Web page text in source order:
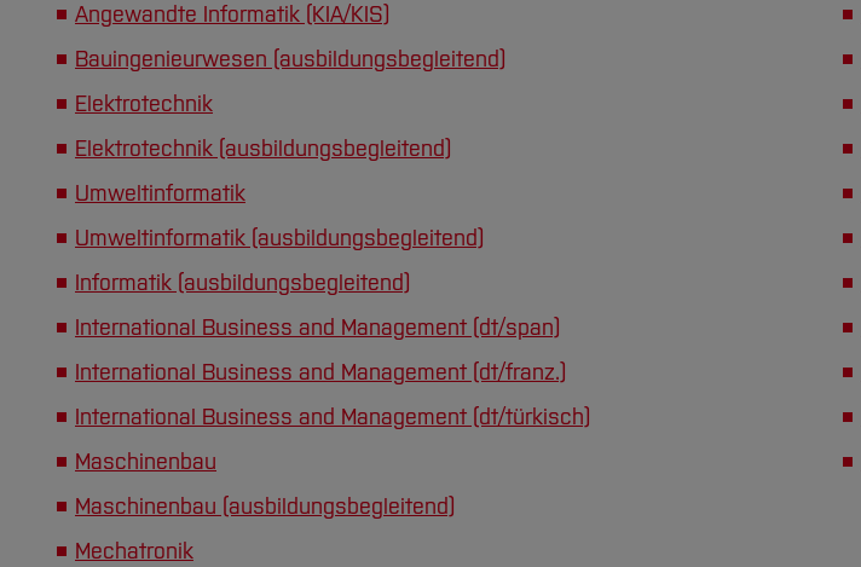
Angewandte Informatik (KIA/KIS)
Bauingenieurwesen (ausbildungsbegleitend)
Elektrotechnik
Elektrotechnik (ausbildungsbegleitend)
Umweltinformatik
Umweltinformatik (ausbildungsbegleitend)
Informatik (ausbildungsbegleitend)
International Business and Management (dt/span)
International Business and Management (dt/franz.)
International Business and Management (dt/türkisch)
Maschinenbau
Maschinenbau (ausbildungsbegleitend)
Mechatronik